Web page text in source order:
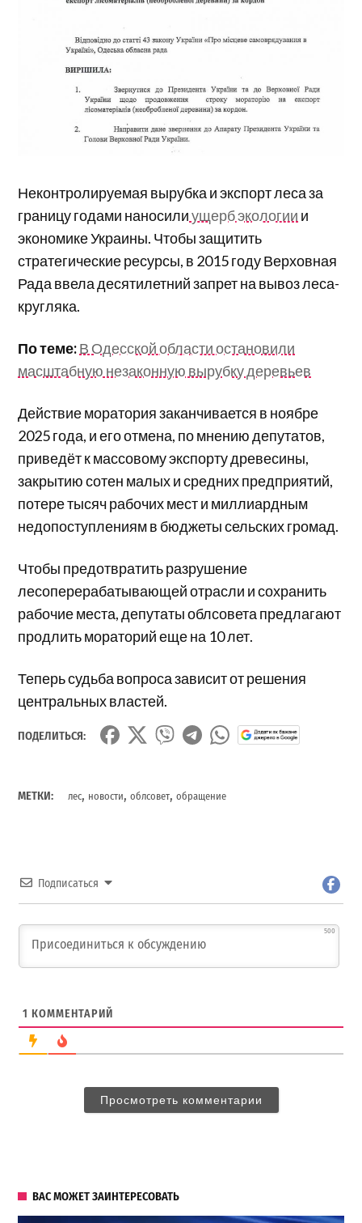
Неконтролируемая вырубка и экспорт леса за
границу годами наносилиущерб экологии и
экономике Украины. Чтобы защитить
стратегические ресурсы, в 2015 году Верховная
Рада ввела десятилетний запрет на вывоз леса-
кругляка.
По теме:В Одесской области остановили
масштабную незаконную вырубку деревьев
Действие моратория заканчивается в ноябре
2025 года, и его отмена, по мнению депутатов,
приведёт к массовому экспорту древесины,
закрытию сотен малых и средних предприятий,
потере тысяч рабочих мест и миллиардным
недопоступлениям в бюджеты сельских громад.
Чтобы предотвратить разрушение
лесоперерабатывающей отрасли и сохранить
рабочие места, депутаты облсовета предлагают
продлить мораторий еще на 10 лет.
Теперь судьба вопроса зависит от решения
центральных властей.
ПОДЕЛИТЬСЯ:
МЕТКИ: лес, новости,облсовет,обращение
Подписаться
500
1 КОММЕНТАРИЙ
Просмотреть комментарии
ВАС МОЖЕТ ЗАИНТЕРЕСОВАТЬ